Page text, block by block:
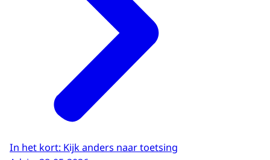
In het kort: Kijk anders naar toetsing